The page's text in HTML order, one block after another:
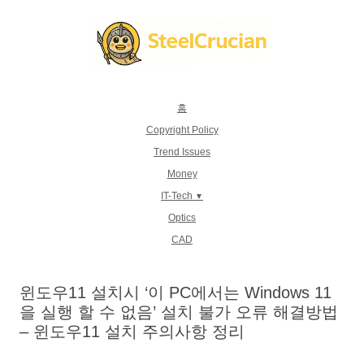
홈
Copyright Policy
Trend Issues
Money
IT-Tech
Optics
CAD
윈도우11 설치시 ‘이 PC에서는 Windows 11
을 실행 할 수 없음’ 설치 불가 오류 해결방법
– 윈도우11 설치 주의사항 정리